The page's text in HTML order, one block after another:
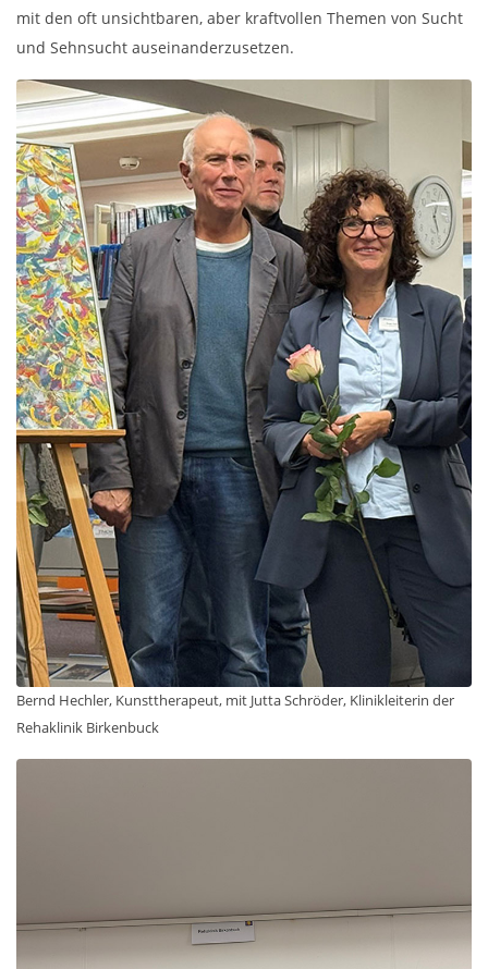
mit den oft unsichtbaren, aber kraftvollen Themen von Sucht
und Sehnsucht auseinanderzusetzen.
Bernd Hechler, Kunsttherapeut, mit Jutta Schröder, Klinikleiterin der
Rehaklinik Birkenbuck